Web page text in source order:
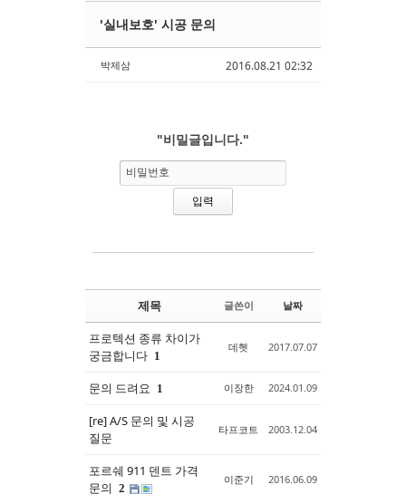
2016.08.21 02:32
'실내보호' 시공 문의
박제삼
"비밀글입니다."
비밀번호
제목 글쓴이 날짜
프로텍션 종류 차이가
궁금합니다 1
데헷 2017.07.07
문의 드려요 1 이장한 2024.01.09
[re] A/S 문의 및 시공
질문
타프코트 2003.12.04
포르쉐 911 덴트 가격
문의 2
이준기 2016.06.09
Sketchbook5, 스케치북5
Sketchbook5, 스케치북5
Sketchbook5, 스케치북5
Sketchbook5, 스케치북5